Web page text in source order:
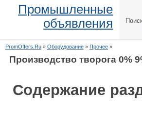
Промышленные
объявления
PromOffers.Ru» Оборудование» Прочее»
Производство творога 0%
Содержание